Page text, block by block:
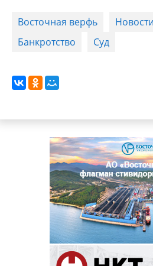
Восточная верфь
Банкротство
Суд